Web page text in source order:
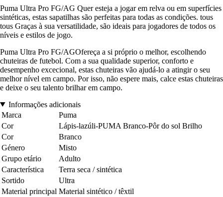
Puma Ultra Pro FG/AG Quer esteja a jogar em relva ou em superfícies
sintéticas, estas sapatilhas são perfeitas para todas as condições. tous
tous Graças à sua versatilidade, são ideais para jogadores de todos os
níveis e estilos de jogo.
Puma Ultra Pro FG/AGOfereça a si próprio o melhor, escolhendo
chuteiras de futebol. Com a sua qualidade superior, conforto e
desempenho excecional, estas chuteiras vão ajudá-lo a atingir o seu
melhor nível em campo. Por isso, não espere mais, calce estas chuteiras
e deixe o seu talento brilhar em campo.
Informações adicionais
Marca
Puma
Cor
Lápis-lazúli-PUMA Branco-Pôr do sol Brilho
Cor
Branco
Género
Misto
Grupo etário
Adulto
Característica
Terra seca / sintética
Sortido
Ultra
Material principal Material sintético / têxtil